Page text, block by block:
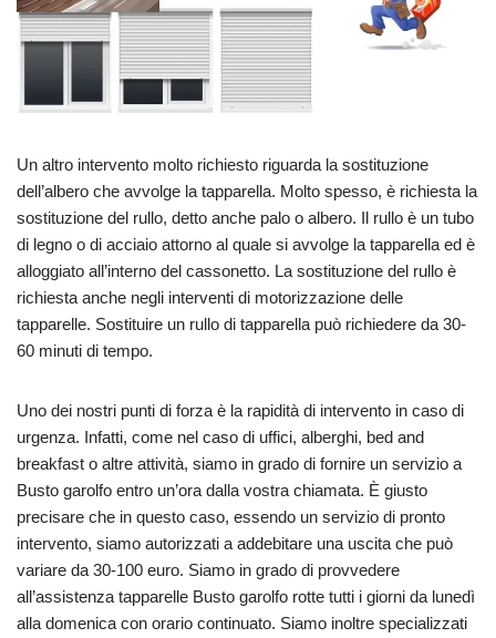
Un altro intervento molto richiesto riguarda la sostituzione
dell’albero che avvolge la tapparella. Molto spesso, è richiesta la
sostituzione del rullo, detto anche palo o albero. Il rullo è un tubo
di legno o di acciaio attorno al quale si avvolge la tapparella ed è
alloggiato all’interno del cassonetto. La sostituzione del rullo è
richiesta anche negli interventi di motorizzazione delle
tapparelle. Sostituire un rullo di tapparella può richiedere da 30-
60 minuti di tempo.
Uno dei nostri punti di forza è la rapidità di intervento in caso di
urgenza. Infatti, come nel caso di uffici, alberghi, bed and
breakfast o altre attività, siamo in grado di fornire un servizio a
Busto garolfo entro un’ora dalla vostra chiamata. È giusto
precisare che in questo caso, essendo un servizio di pronto
intervento, siamo autorizzati a addebitare una uscita che può
variare da 30-100 euro. Siamo in grado di provvedere
all’assistenza tapparelle Busto garolfo rotte tutti i giorni da lunedì
alla domenica con orario continuato. Siamo inoltre specializzati